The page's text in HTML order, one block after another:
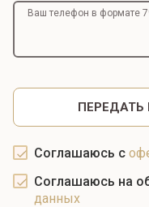
Ваш телефон в формате
Соглашаюсь с
Соглашаюсь на
данных